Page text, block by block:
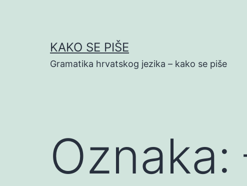
KAKO SE PIŠE
Gramatika hrvatskog jezika – kako se piše
Oznaka: